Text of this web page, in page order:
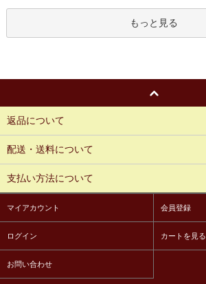
もっと見る
返品について
配送・送料について
支払い方法について
マイアカウント 会員登録
ログイン カートを見る
お問い合わせ